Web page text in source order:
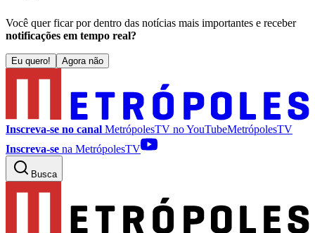
Você quer ficar por dentro das notícias mais importantes e receber
notificações em tempo real?
Eu quero! Agora não
Inscreva-se no canal MetrópolesTV noYouTubeMetrópolesTV
Inscreva-se na MetrópolesTV
Busca